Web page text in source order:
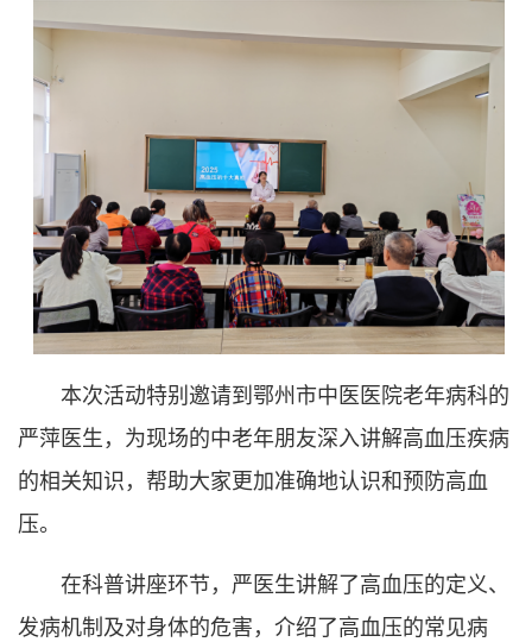
本次活动特别邀请到鄂州市中医医院老年病科的
严萍医生，为现场的中老年朋友深入讲解高血压疾病
的相关知识，帮助大家更加准确地认识和预防高血
压。
在科普讲座环节，严医生讲解了高血压的定义、
发病机制及对身体的危害，介绍了高血压的常见病